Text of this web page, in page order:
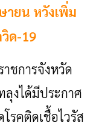
ายน หวังเพิ่ม
ด-19
ชการจังหวัด
งได้มีประกาศ
รคติดเชื้อไวรัส